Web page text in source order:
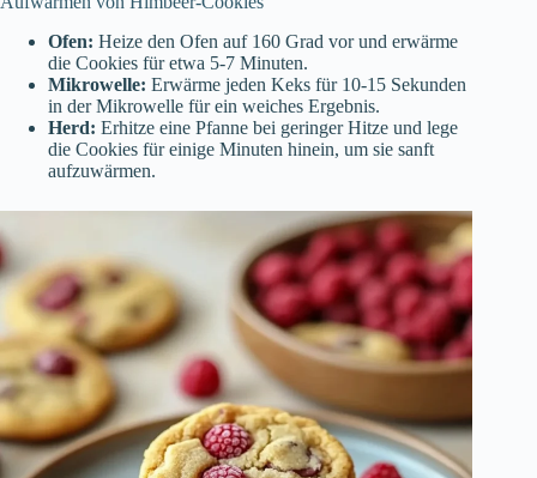
Ofen: Heize den Ofen auf 160 Grad vor und erwärme
die Cookies für etwa 5-7 Minuten.
Mikrowelle: Erwärme jeden Keks für 10-15 Sekunden
in der Mikrowelle für ein weiches Ergebnis.
Herd: Erhitze eine Pfanne bei geringer Hitze und lege
die Cookies für einige Minuten hinein, um sie sanft
aufzuwärmen.